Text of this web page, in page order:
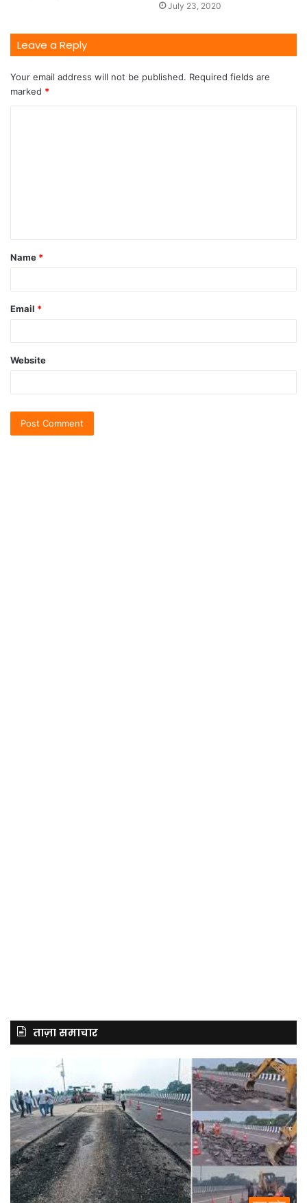
July 23, 2020
Leave a Reply
Your email address will not be published. Required fields are
marked *
Name *
Email *
Website
ताज़ा समाचार